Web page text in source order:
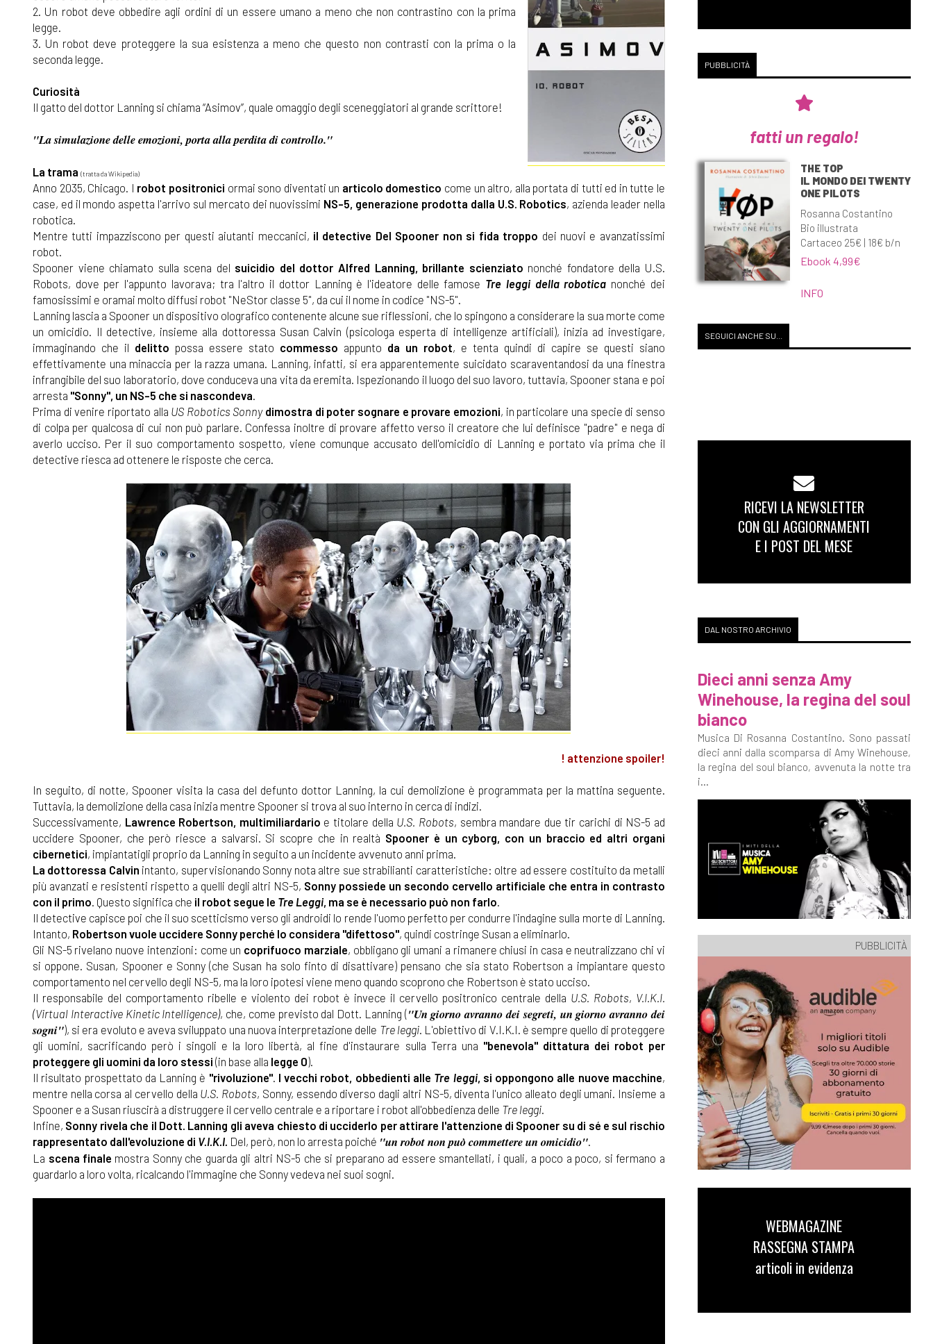
2. Un robot deve obbedire agli ordini di un essere umano a meno che non contrastino con la prima
legge.
3. Un robot deve proteggere la sua esistenza a meno che questo non contrasti con la prima o la
seconda legge.
Curiosità
Il gatto del dottor Lanning si chiama “Asimov”, quale omaggio degli sceneggiatori al grande scrittore!
"La simulazione delle emozioni, porta alla perdita di controllo."
La trama (tratta da Wikipedia)
Anno 2035, Chicago. I robot positronici ormai sono diventati un articolo domestico come un altro, alla portata di tutti ed in tutte le
case, ed il mondo aspetta l'arrivo sul mercato dei nuovissimi NS-5, generazione prodotta dalla U.S. Robotics, azienda leader nella
robotica.
Mentre tutti impazziscono per questi aiutanti meccanici, il detective Del Spooner non si fida troppo dei nuovi e avanzatissimi
robot.
Spooner viene chiamato sulla scena del suicidio del dottor Alfred Lanning, brillante scienziato nonché fondatore della U.S.
Robots, dove per l'appunto lavorava; tra l'altro il dottor Lanning è l'ideatore delle famose Tre leggi della robotica nonché dei
famosissimi e oramai molto diffusi robot "NeStor classe 5", da cui il nome in codice "NS-5".
Lanning lascia a Spooner un dispositivo olografico contenente alcune sue riflessioni, che lo spingono a considerare la sua morte come
un omicidio. Il detective, insieme alla dottoressa Susan Calvin (psicologa esperta di intelligenze artificiali), inizia ad investigare,
immaginando che il delitto possa essere stato commesso appunto da un robot, e tenta quindi di capire se questi siano
effettivamente una minaccia per la razza umana. Lanning, infatti, si era apparentemente suicidato scaraventandosi da una finestra
infrangibile del suo laboratorio, dove conduceva una vita da eremita. Ispezionando il luogo del suo lavoro, tuttavia, Spooner stana e poi
arresta "Sonny", un NS-5 che si nascondeva.
Prima di venire riportato alla US Robotics Sonny dimostra di poter sognare e provare emozioni, in particolare una specie di senso
di colpa per qualcosa di cui non può parlare. Confessa inoltre di provare affetto verso il creatore che lui definisce "padre" e nega di
averlo ucciso. Per il suo comportamento sospetto, viene comunque accusato dell'omicidio di Lanning e portato via prima che il
detective riesca ad ottenere le risposte che cerca.
! attenzione spoiler!
In seguito, di notte, Spooner visita la casa del defunto dottor Lanning, la cui demolizione è programmata per la mattina seguente.
Tuttavia, la demolizione della casa inizia mentre Spooner si trova al suo interno in cerca di indizi.
Successivamente, Lawrence Robertson, multimiliardario e titolare della U.S. Robots, sembra mandare due tir carichi di NS-5 ad
uccidere Spooner, che però riesce a salvarsi. Si scopre che in realtà Spooner è un cyborg, con un braccio ed altri organi
cibernetici, impiantatigli proprio da Lanning in seguito a un incidente avvenuto anni prima.
La dottoressa Calvin intanto, supervisionando Sonny nota altre sue strabilianti caratteristiche: oltre ad essere costituito da metalli
più avanzati e resistenti rispetto a quelli degli altri NS-5, Sonny possiede un secondo cervello artificiale che entra in contrasto
con il primo. Questo significa che il robot segue le Tre Leggi, ma se è necessario può non farlo.
Il detective capisce poi che il suo scetticismo verso gli androidi lo rende l'uomo perfetto per condurre l'indagine sulla morte di Lanning.
Intanto, Robertson vuole uccidere Sonny perché lo considera "difettoso", quindi costringe Susan a eliminarlo.
Gli NS-5 rivelano nuove intenzioni: come un coprifuoco marziale, obbligano gli umani a rimanere chiusi in casa e neutralizzano chi vi
si oppone. Susan, Spooner e Sonny (che Susan ha solo finto di disattivare) pensano che sia stato Robertson a impiantare questo
comportamento nel cervello degli NS-5, ma la loro ipotesi viene meno quando scoprono che Robertson è stato ucciso.
Il responsabile del comportamento ribelle e violento dei robot è invece il cervello positronico centrale della U.S. Robots, V.I.K.I.
(Virtual Interactive Kinetic Intelligence), che, come previsto dal Dott. Lanning ("Un giorno avranno dei segreti, un giorno avranno dei
sogni"), si era evoluto e aveva sviluppato una nuova interpretazione delle Tre leggi. L'obiettivo di V.I.K.I. è sempre quello di proteggere
gli uomini, sacrificando però i singoli e la loro libertà, al fine d'instaurare sulla Terra una "benevola" dittatura dei robot per
proteggere gli uomini da loro stessi (in base alla legge 0).
Il risultato prospettato da Lanning è "rivoluzione". I vecchi robot, obbedienti alle Tre leggi, si oppongono alle nuove macchine,
mentre nella corsa al cervello della U.S. Robots, Sonny, essendo diverso dagli altri NS-5, diventa l'unico alleato degli umani. Insieme a
Spooner e a Susan riuscirà a distruggere il cervello centrale e a riportare i robot all'obbedienza delle Tre leggi.
Infine, Sonny rivela che il Dott. Lanning gli aveva chiesto di ucciderlo per attirare l'attenzione di Spooner su di sé e sul rischio
rappresentato dall'evoluzione di V.I.K.I. Del, però, non lo arresta poiché "un robot non può commettere un omicidio".
La scena finale mostra Sonny che guarda gli altri NS-5 che si preparano ad essere smantellati, i quali, a poco a poco, si fermano a
guardarlo a loro volta, ricalcando l'immagine che Sonny vedeva nei suoi sogni.
PUBBLICITÀ
fatti un regalo!
THE TOP
IL MONDO DEI TWENTY
ONE PILOTS
Rosanna Costantino
Bio illustrata
Cartaceo 25€ | 18€ b/n
Ebook 4,99€
INFO
SEGUICI ANCHE SU...
RICEVI LA NEWSLETTER
CON GLI AGGIORNAMENTI
E I POST DEL MESE
DAL NOSTRO ARCHIVIO
Dieci anni senza Amy
Winehouse, la regina del soul
bianco
Musica Di Rosanna Costantino. Sono passati
dieci anni dalla scomparsa di Amy Winehouse,
la regina del soul bianco, avvenuta la notte tra
i...
PUBBLICITÀ
WEBMAGAZINE
RASSEGNA STAMPA
articoli in evidenza